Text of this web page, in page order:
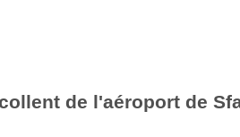
de l'aéroport de